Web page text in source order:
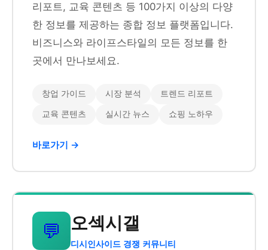
리포트, 교육 콘텐츠 등 100가지 이상의 다양
한 정보를 제공하는 종합 정보 플랫폼입니다.
비즈니스와 라이프스타일의 모든 정보를 한
곳에서 만나보세요.
창업 가이드 시장 분석 트렌드 리포트
교육 콘텐츠 실시간 뉴스 쇼핑 노하우
바로가기 →
💬 오섹시갤
디시인사이드 경쟁 커뮤니티